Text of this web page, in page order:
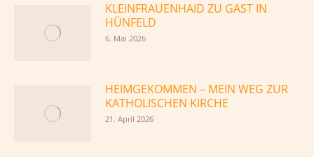
KLEINFRAUENHAID ZU GAST IN
HÜNFELD
6. Mai 2026
HEIMGEKOMMEN – MEIN WEG ZUR
KATHOLISCHEN KIRCHE
21. April 2026